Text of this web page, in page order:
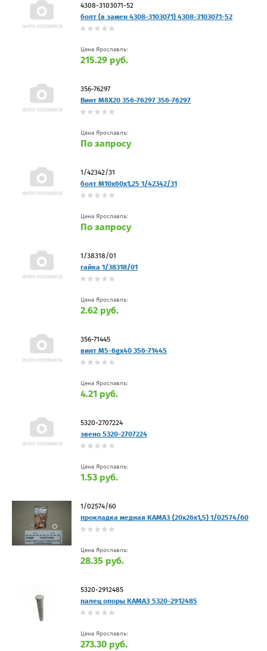
4308-3103071-52
болт (в замен 4308-3103071) 4308-3103071-52
Цена Ярославль:
215.29 руб.
356-76297
Винт M8X20 356-76297 356-76297
Цена Ярославль:
По запросу
1/42342/31
болт М10х60х1,25 1/42342/31
Цена Ярославль:
По запросу
1/38318/01
гайка 1/38318/01
Цена Ярославль:
2.62 руб.
356-71445
винт М5-6gх40 356-71445
Цена Ярославль:
4.21 руб.
5320-2707224
звено 5320-2707224
Цена Ярославль:
1.53 руб.
1/02574/60
прокладка медная КАМАЗ (20х26х1,5) 1/02574/60
Цена Ярославль:
28.35 руб.
5320-2912485
палец опоры КАМАЗ 5320-2912485
Цена Ярославль:
273.30 руб.